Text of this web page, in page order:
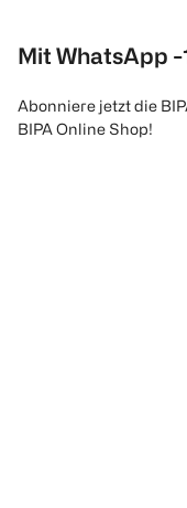
Mit WhatsApp -
Abonniere jetzt die
BIPA Online Shop!